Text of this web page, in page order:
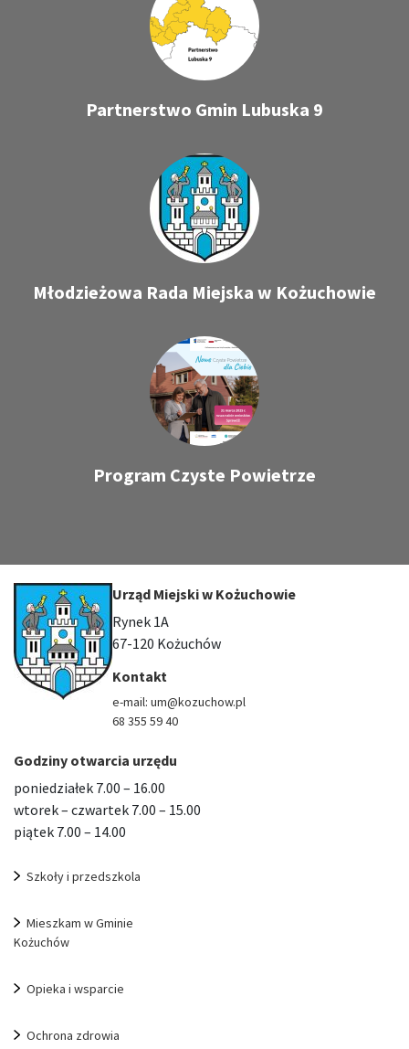
Partnerstwo Gmin Lubuska 9
Młodzieżowa Rada Miejska w Kożuchowie
Program Czyste Powietrze
Urząd Miejski w Kożuchowie
Rynek 1A
67-120 Kożuchów
Kontakt
e-mail: um@kozuchow.pl
68 355 59 40
Godziny otwarcia urzędu
poniedziałek 7.00 – 16.00
wtorek – czwartek 7.00 – 15.00
piątek 7.00 – 14.00
Szkoły i przedszkola
Mieszkam w Gminie
Kożuchów
Opieka i wsparcie
Ochrona zdrowia